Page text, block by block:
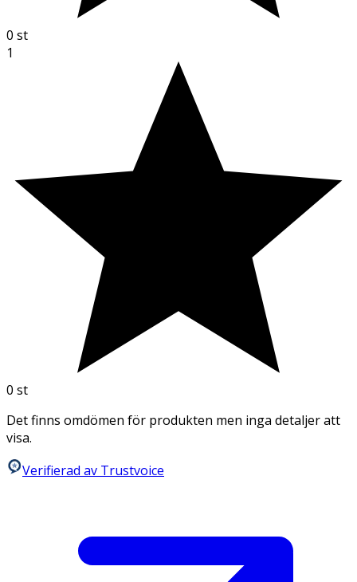
0 st
1
0 st
Det finns omdömen för produkten men inga detaljer att
visa.
Verifierad av Trustvoice